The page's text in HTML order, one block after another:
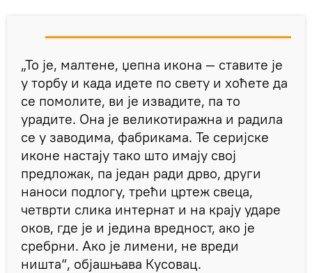
„То је, малтене, џепна икона — ставите је
у торбу и када идете по свету и хоћете да
се помолите, ви је извадите, па то
урадите. Она је великотиражна и радила
се у заводима, фабрикама. Те серијске
иконе настају тако што имају свој
предложак, па један ради дрво, други
наноси подлогу, трећи цртеж свеца,
четврти слика интернат и на крају ударе
оков, где је и једина вредност, ако је
сребрни. Ако је лимени, не вреди
ништа“, објашњава Кусовац.